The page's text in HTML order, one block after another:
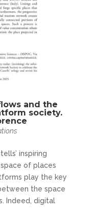
and the
society.
inspiring
of places
play the key
the space
Indeed, digital